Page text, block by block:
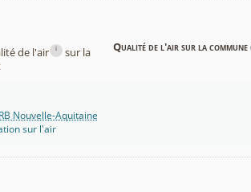
de l'air i
sur la
Qualité de l'air sur la commune
Nouvelle-Aquitaine
sur l'air